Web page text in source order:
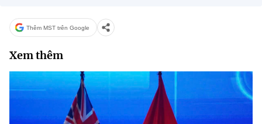
Thêm MST trên Google
Xem thêm